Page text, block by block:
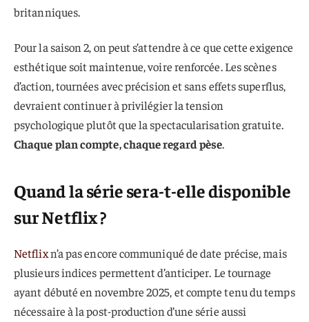
britanniques.
Pour la saison 2, on peut s’attendre à ce que cette exigence
esthétique soit maintenue, voire renforcée. Les scènes
d’action, tournées avec précision et sans effets superflus,
devraient continuer à privilégier la tension
psychologique plutôt que la spectacularisation gratuite.
Chaque plan compte, chaque regard pèse.
Quand la série sera-t-elle disponible
sur Netflix ?
Netflixn’a pas encore communiqué de date précise, mais
plusieurs indices permettent d’anticiper. Le tournage
ayant débuté en novembre 2025, et compte tenu du temps
nécessaire à la post-production d’une série aussi